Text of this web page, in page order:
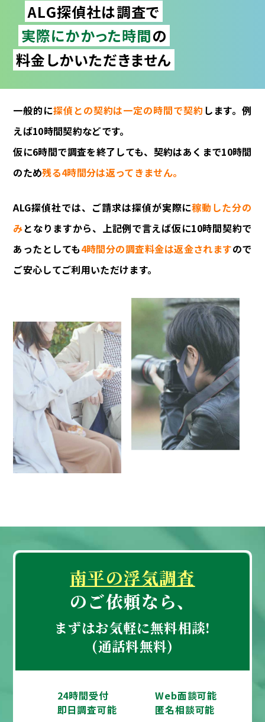
ALG探偵社は調査で
実際にかかった時間の
料金しかいただきません
一般的に探偵との契約は一定の時間で契約 します。例
えば10時間契約などです。
仮に6時間で調査を終了しても、契約はあくまで10時間
のため残る4時間分は返ってきません。
ALG探偵社では、ご請求は探偵が実際に稼動した分の
みとなりますから、上記例で言えば仮に10時間契約で
あったとしても4時間分の調査料金は返金されますので
ご安心してご利用いただけます。
南平の浮気調査
のご依頼なら、
まずはお気軽に無料相談!
(通話料無料)
24時間受付
Web面談可能
即日調査可能
匿名相談可能